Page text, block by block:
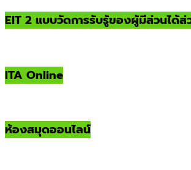
EIT 2 แบบวัดการรับรู้ของผู้มีส่วนได้ส่
ITA Online
ห้องสมุดออนไลน์